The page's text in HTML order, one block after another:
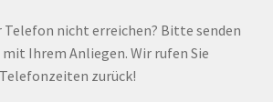
Telefon nicht erreichen? Bitte senden
mit Ihrem Anliegen. Wir rufen Sie
zurück!